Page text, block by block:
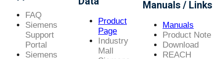
FAQ
Siemens
Support
Portal
Siemens
Product
Page
Industry
Mall
Manuals / Links
Manuals
Product Note
Download
REACH